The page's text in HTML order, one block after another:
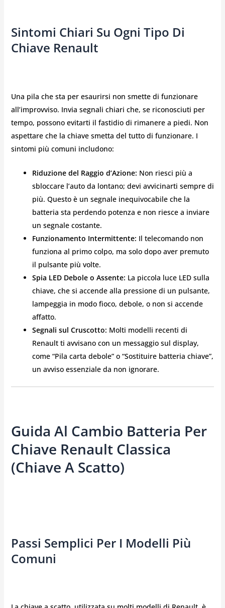
Sintomi Chiari Su Ogni Tipo Di
Chiave Renault
Una pila che sta per esaurirsi non smette di funzionare
all’improvviso. Invia segnali chiari che, se riconosciuti per
tempo, possono evitarti il fastidio di rimanere a piedi. Non
aspettare che la chiave smetta del tutto di funzionare. I
sintomi più comuni includono:
Riduzione del Raggio d’Azione: Non riesci più a
sbloccare l’auto da lontano; devi avvicinarti sempre di
più. Questo è un segnale inequivocabile che la
batteria sta perdendo potenza e non riesce a inviare
un segnale costante.
Funzionamento Intermittente: Il telecomando non
funziona al primo colpo, ma solo dopo aver premuto
il pulsante più volte.
Spia LED Debole o Assente: La piccola luce LED sulla
chiave, che si accende alla pressione di un pulsante,
lampeggia in modo fioco, debole, o non si accende
affatto.
Segnali sul Cruscotto: Molti modelli recenti di
Renault ti avvisano con un messaggio sul display,
come “Pila carta debole” o “Sostituire batteria chiave”,
un avviso essenziale da non ignorare.
Guida Al Cambio Batteria Per
Chiave Renault Classica
(Chiave A Scatto)
Passi Semplici Per I Modelli Più
Comuni